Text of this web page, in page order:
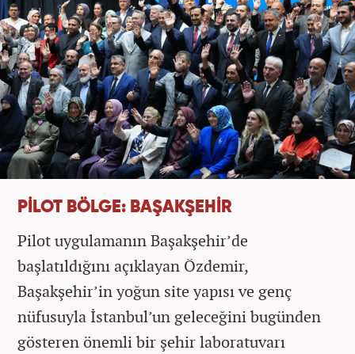
PİLOT BÖLGE: BAŞAKŞEHİR
Pilot uygulamanın Başakşehir’de
başlatıldığını açıklayan Özdemir,
Başakşehir’in yoğun site yapısı ve genç
nüfusuyla İstanbul’un geleceğini bugünden
gösteren önemli bir şehir laboratuvarı